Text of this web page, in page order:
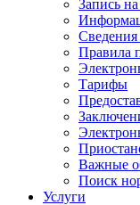
Запись
Сведения
Правила
Тарифы
Важные
Поиск
Услуги